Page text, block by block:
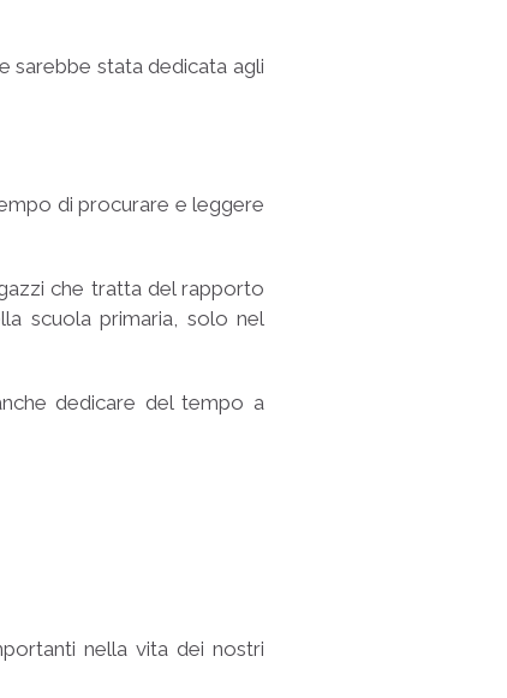
sarebbe stata dedicata agli
di procurare e leggere
che tratta del rapporto
scuola primaria, solo nel
dedicare del tempo a
nella vita dei nostri